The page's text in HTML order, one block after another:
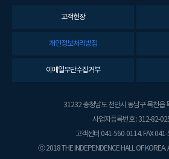
고객헌장
개인정보처리방침
이메일무단수집거부
31232 충청남도 천안시 동남구 목천읍
사업자등록번호 : 312-82-
고객센터 041-560-0114. FAX
ⓒ 2018 THE INDEPENDENCE HALL OF KOREA.